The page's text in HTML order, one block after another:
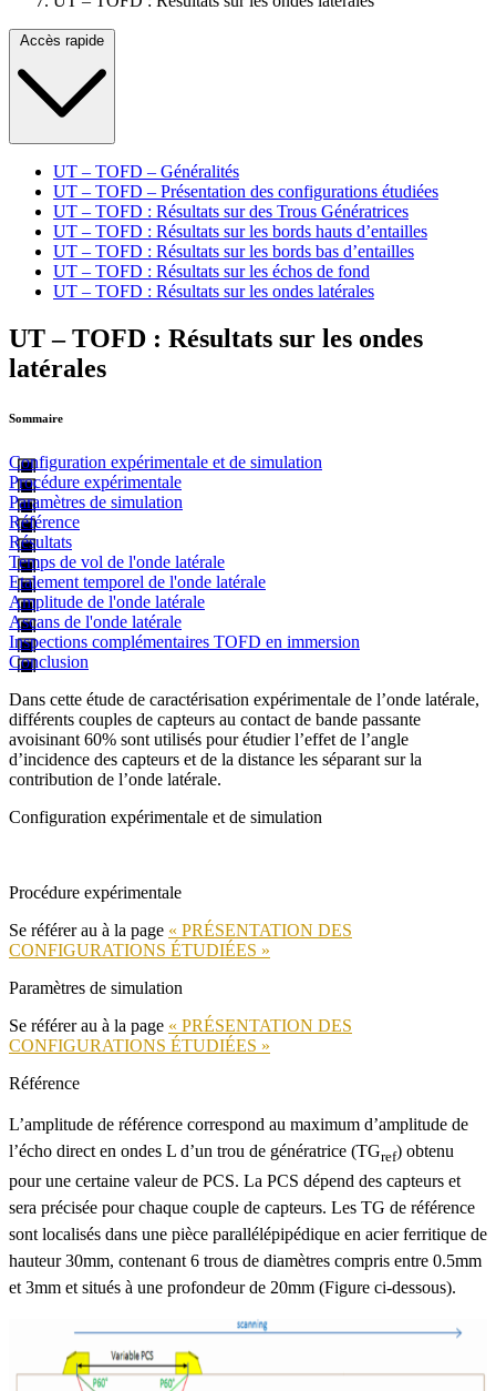
Accès rapide
UT – TOFD – Généralités
UT – TOFD – Présentation des configurations étudiées
UT – TOFD : Résultats sur des Trous Génératrices
UT – TOFD : Résultats sur les bords hauts d’entailles
UT – TOFD : Résultats sur les bords bas d’entailles
UT – TOFD : Résultats sur les échos de fond
UT – TOFD : Résultats sur les ondes latérales
UT – TOFD : Résultats sur les ondes
latérales
Sommaire
Configuration expérimentale et de simulation
Procédure expérimentale
Paramètres de simulation
Référence
Résultats
Temps de vol de l'onde latérale
Etalement temporel de l'onde latérale
Amplitude de l'onde latérale
Ascans de l'onde latérale
Inspections complémentaires TOFD en immersion
Conclusion
Dans cette étude de caractérisation expérimentale de l’onde latérale,
différents couples de capteurs au contact de bande passante
avoisinant 60% sont utilisés pour étudier l’effet de l’angle
d’incidence des capteurs et de la distance les séparant sur la
contribution de l’onde latérale.
Configuration expérimentale et de simulation
Procédure expérimentale
Se référer au à la page « PRÉSENTATION DES
CONFIGURATIONS ÉTUDIÉES »
Paramètres de simulation
Se référer au à la page « PRÉSENTATION DES
CONFIGURATIONS ÉTUDIÉES »
Référence
L’amplitude de référence correspond au maximum d’amplitude de
l’écho direct en ondes L d’un trou de génératrice (TGref) obtenu
pour une certaine valeur de PCS. La PCS dépend des capteurs et
sera précisée pour chaque couple de capteurs. Les TG de référence
sont localisés dans une pièce parallélépipédique en acier ferritique de
hauteur 30mm, contenant 6 trous de diamètres compris entre 0.5mm
et 3mm et situés à une profondeur de 20mm (Figure ci-dessous).